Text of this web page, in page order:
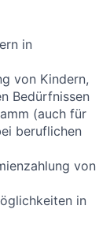
in
von Kindern,
Bedürfnissen
(auch für
beruflichen
von
in